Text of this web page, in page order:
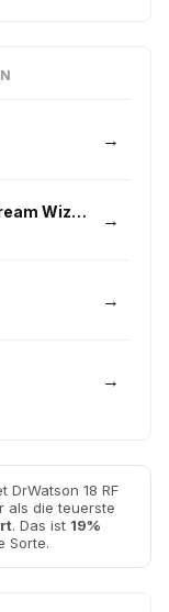
Remexian 21/1 TRF ICW Ice Cream Wizard
DrWatson 18 RF
als die teuerste
. Das ist 19%
Sorte.